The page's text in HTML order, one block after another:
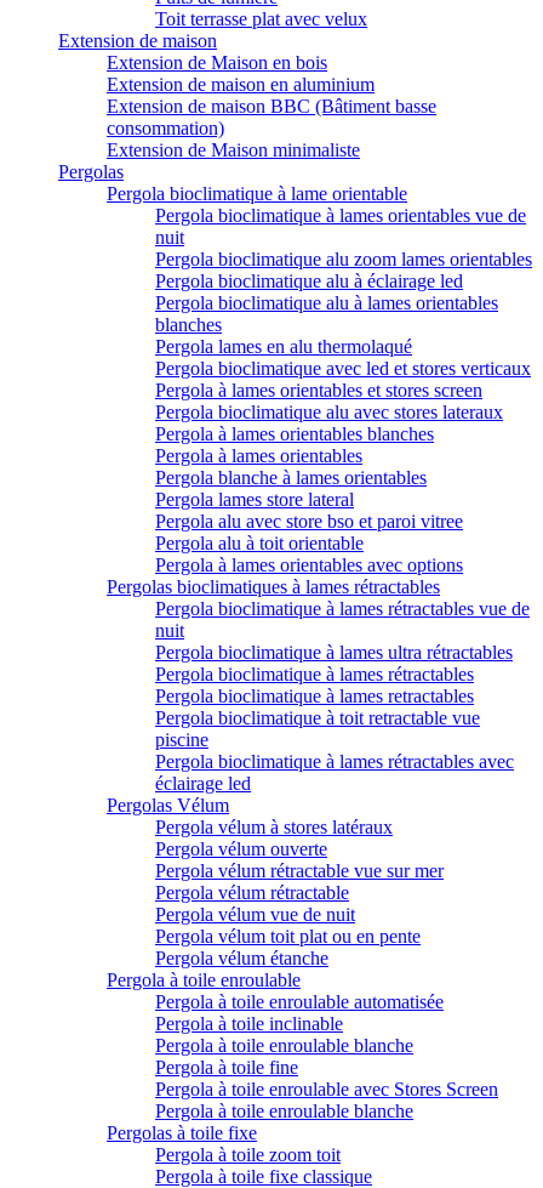
Toit terrasse plat avec velux
Extension de maison
Extension de Maison en bois
Extension de maison en aluminium
Extension de maison BBC (Bâtiment basse
consommation)
Extension de Maison minimaliste
Pergolas
Pergola bioclimatique à lame orientable
Pergola bioclimatique à lames orientables vue de
nuit
Pergola bioclimatique alu zoom lames orientables
Pergola bioclimatique alu à éclairage led
Pergola bioclimatique alu à lames orientables
blanches
Pergola lames en alu thermolaqué
Pergola bioclimatique avec led et stores verticaux
Pergola à lames orientables et stores screen
Pergola bioclimatique alu avec stores lateraux
Pergola à lames orientables blanches
Pergola à lames orientables
Pergola blanche à lames orientables
Pergola lames store lateral
Pergola alu avec store bso et paroi vitree
Pergola alu à toit orientable
Pergola à lames orientables avec options
Pergolas bioclimatiques à lames rétractables
Pergola bioclimatique à lames rétractables vue de
nuit
Pergola bioclimatique à lames ultra rétractables
Pergola bioclimatique à lames rétractables
Pergola bioclimatique à lames retractables
Pergola bioclimatique à toit retractable vue
piscine
Pergola bioclimatique à lames rétractables avec
éclairage led
Pergolas Vélum
Pergola vélum à stores latéraux
Pergola vélum ouverte
Pergola vélum rétractable vue sur mer
Pergola vélum rétractable
Pergola vélum vue de nuit
Pergola vélum toit plat ou en pente
Pergola vélum étanche
Pergola à toile enroulable
Pergola à toile enroulable automatisée
Pergola à toile inclinable
Pergola à toile enroulable blanche
Pergola à toile fine
Pergola à toile enroulable avec Stores Screen
Pergola à toile enroulable blanche
Pergolas à toile fixe
Pergola à toile zoom toit
Pergola à toile fixe classique